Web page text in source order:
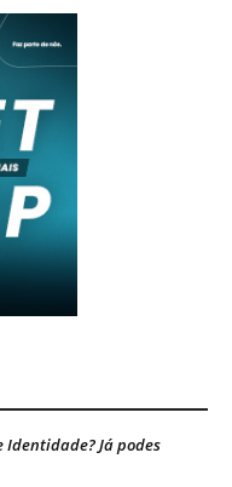
Identidade? Já podes